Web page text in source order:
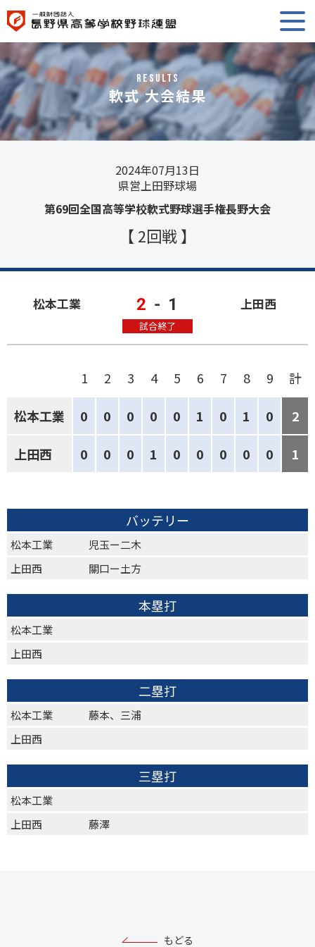
RESULTS
軟式 大会結果
2024年07月13日
県営上田野球場
第69回全国高等学校軟式野球選手権長野大会
【 2回戦 】
松本工業 2 - 1
試合終了
上田西
1 2 3 4 5 6 7 8 9 計
松本工業 0 0 0 0 0 1 0 1 0 2
上田西 0 0 0 1 0 0 0 0 0 1
バッテリー
松本工業
児玉ー二木
上田西
關口ー土方
本塁打
松本工業
上田西
二塁打
松本工業
藤本、三浦
上田西
三塁打
松本工業
上田西
藤澤
もどる